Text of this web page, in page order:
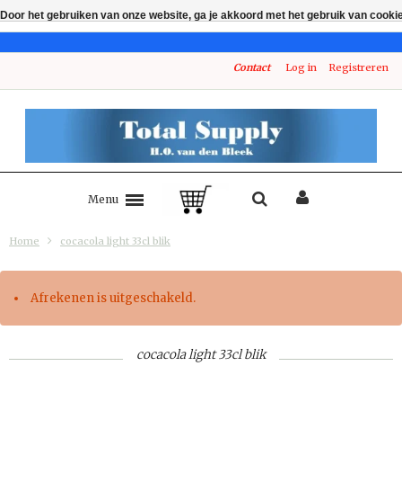
Contact Log in Registreren
Menu
Home cocacola light 33cl blik
Afrekenen is uitgeschakeld.
cocacola light 33cl blik
Door het gebruiken van onze website, ga je akkoord met het gebruik van